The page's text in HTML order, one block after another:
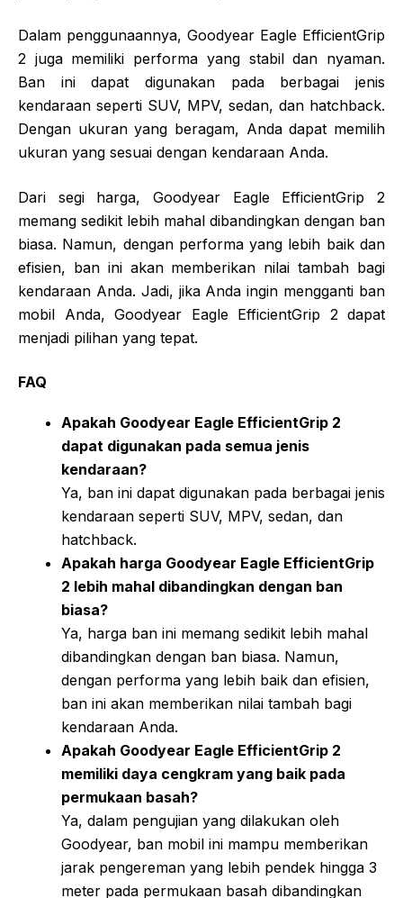
Dalam penggunaannya, Goodyear Eagle EfficientGrip
2 juga memiliki performa yang stabil dan nyaman.
Ban ini dapat digunakan pada berbagai jenis
kendaraan seperti SUV, MPV, sedan, dan hatchback.
Dengan ukuran yang beragam, Anda dapat memilih
ukuran yang sesuai dengan kendaraan Anda.
Dari segi harga, Goodyear Eagle EfficientGrip 2
memang sedikit lebih mahal dibandingkan dengan ban
biasa. Namun, dengan performa yang lebih baik dan
efisien, ban ini akan memberikan nilai tambah bagi
kendaraan Anda. Jadi, jika Anda ingin mengganti ban
mobil Anda, Goodyear Eagle EfficientGrip 2 dapat
menjadi pilihan yang tepat.
FAQ
Apakah Goodyear Eagle EfficientGrip 2
dapat digunakan pada semua jenis
kendaraan?
Ya, ban ini dapat digunakan pada berbagai jenis
kendaraan seperti SUV, MPV, sedan, dan
hatchback.
Apakah harga Goodyear Eagle EfficientGrip
2 lebih mahal dibandingkan dengan ban
biasa?
Ya, harga ban ini memang sedikit lebih mahal
dibandingkan dengan ban biasa. Namun,
dengan performa yang lebih baik dan efisien,
ban ini akan memberikan nilai tambah bagi
kendaraan Anda.
Apakah Goodyear Eagle EfficientGrip 2
memiliki daya cengkram yang baik pada
permukaan basah?
Ya, dalam pengujian yang dilakukan oleh
Goodyear, ban mobil ini mampu memberikan
jarak pengereman yang lebih pendek hingga 3
meter pada permukaan basah dibandingkan